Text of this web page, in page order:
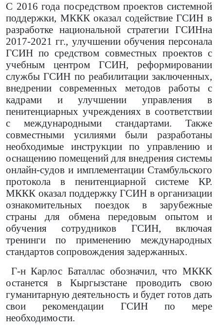
С 2016 года посредством проектов системной
поддержки, МККК оказал содействие ГСИН в
разработке национальной стратегии ГСИНна
2017-2021 гг., улучшении обучения персонала
ГСИН по средством совместных проектов с
учебным центром ГСИН, реформировании
службы ГСИН по реабилитации заключенных,
внедрении современных методов работы с
кадрами и улучшении управления в
пенитенциарных учреждениях в соответствии
с международными стандартами. Также
совместными усилиями были разработаны
необходимые инструкции по управлению и
оснащению помещений для внедрения системы
онлайн-судов и имплементации Стамбульского
протокола в пенитенциарной системе КР.
МККК оказал поддержку ГСИН в организации
ознакомительных поездок в зарубежные
страны для обмена передовым опытом и
обучения сотрудников ГСИН, включая
тренинги по применению международных
стандартов сопровождения задержанных.
Г-н Карлос Баталлас обозначил, что МККК
останется в Кыргызстане проводить свою
гуманитарную деятельность и будет готов дать
свои рекомендации ГСИН по мере
необходимости.